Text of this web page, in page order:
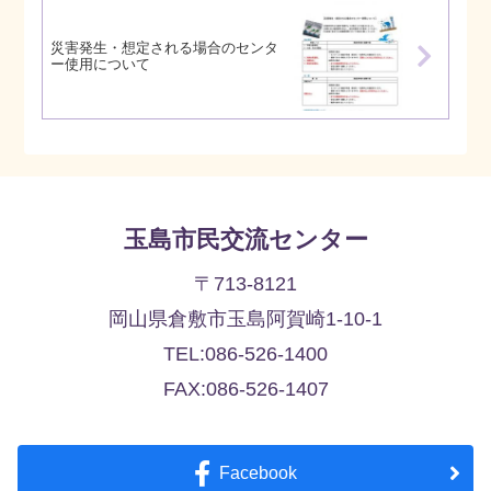
災害発生・想定される場合のセンタ
ー使用について
玉島市民交流センター
〒713-8121
岡山県倉敷市玉島阿賀崎1-10-1
TEL:086-526-1400
FAX:086-526-1407
Facebook